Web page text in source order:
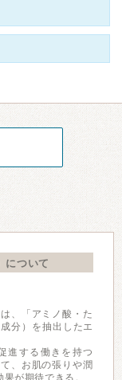
について
、「アミノ酸・た
分）を抽出したエ
進する働きを持つ
、お肌の張りや潤
が期待できる。